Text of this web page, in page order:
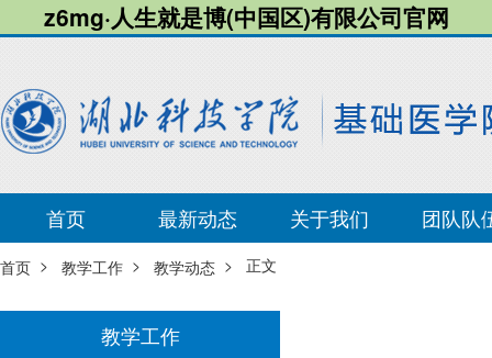
z6mg·人生就是博(中国区)有限公司官网
首页 最新动态 关于我们 团队队
首页 > 教学工作 > 教学动态 > 正文
教学工作